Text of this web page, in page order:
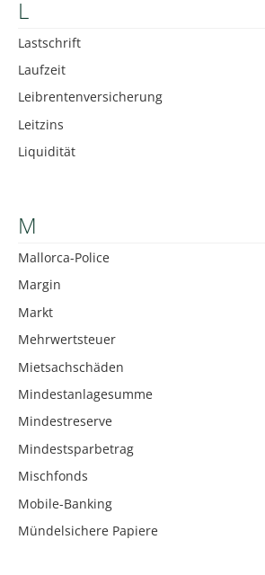
L
Lastschrift
Laufzeit
Leibrentenversicherung
Leitzins
Liquidität
M
Mallorca-Police
Margin
Markt
Mehrwertsteuer
Mietsachschäden
Mindestanlagesumme
Mindestreserve
Mindestsparbetrag
Mischfonds
Mobile-Banking
Mündelsichere Papiere